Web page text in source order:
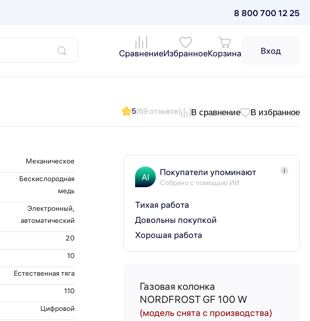
8 800 700 12 25
СравнениеИзбранноеКорзина Вход
5(69 отзывов) В сравнение В избранное
Механическое
Бескислородная
медь
Электронный,
автоматический
20
10
Естественная тяга
110
Цифровой
AI Покупатели упоминают
Собрано с помощью ИИ
i
Тихая работа
Довольны покупкой
Хорошая работа
Газовая колонка
NORDFROST GF 100 W
(модель снята с производства)